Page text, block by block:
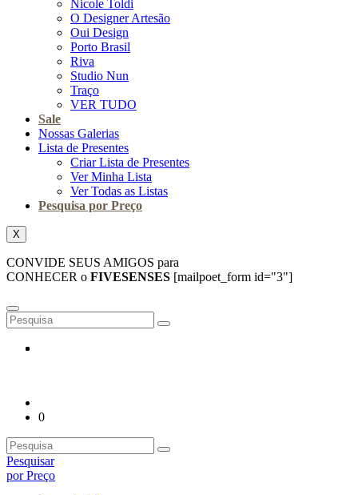
Nicole Toldi
O Designer Artesão
Oui Design
Porto Brasil
Riva
Studio Nun
Traço
VER TUDO
Sale
Nossas Galerias
Lista de Presentes
Criar Lista de Presentes
Ver Minha Lista
Ver Todas as Listas
Pesquisa por Preço
X
CONVIDE SEUS AMIGOS para
CONHECER o FIVESENSES [mailpoet_form id="3"]
0
Pesquisar
por Preço